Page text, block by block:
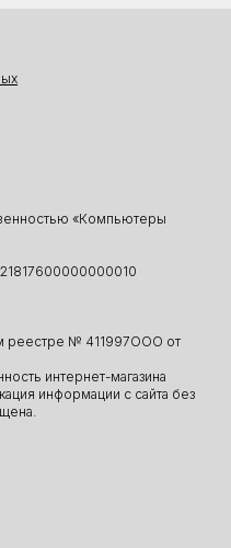
«Компьютеры
реестре № 411997ООО от
интернет-магазина
информации с сайта без